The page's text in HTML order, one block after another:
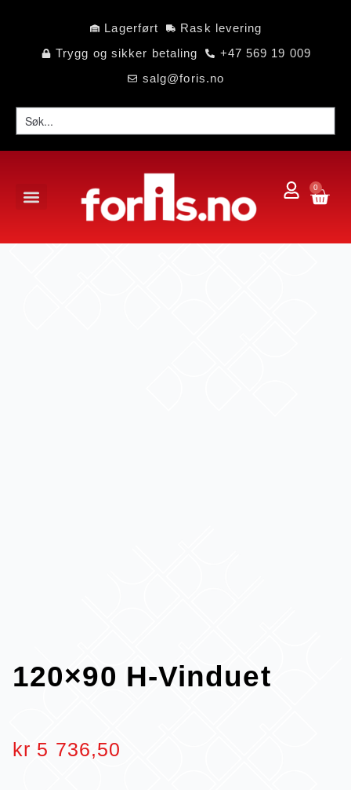
Lagerført
Rask levering
Trygg og sikker betaling
+47 569 19 009
salg@foris.no
0
120×90 H-Vinduet
kr 5 736,50